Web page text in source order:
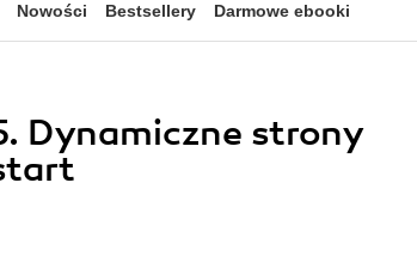
Nowości Bestsellery Darmowe ebooki
Dynamiczne strony